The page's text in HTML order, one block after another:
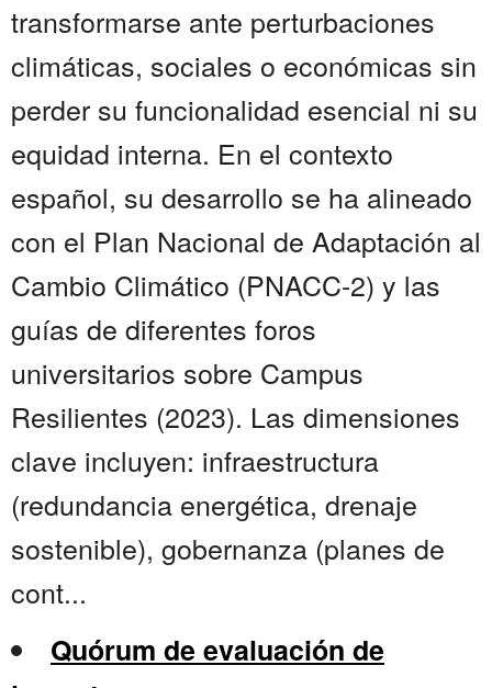
transformarse ante perturbaciones
climáticas, sociales o económicas sin
perder su funcionalidad esencial ni su
equidad interna. En el contexto
español, su desarrollo se ha alineado
con el Plan Nacional de Adaptación al
Cambio Climático (PNACC-2) y las
guías de diferentes foros
universitarios sobre Campus
Resilientes (2023). Las dimensiones
clave incluyen: infraestructura
(redundancia energética, drenaje
sostenible), gobernanza (planes de
cont...
Quórum de evaluación de